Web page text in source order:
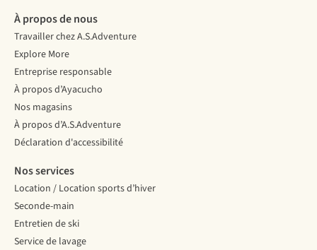
À propos de nous
Travailler chez A.S.Adventure
Explore More
Entreprise responsable
À propos d’Ayacucho
Nos magasins
À propos d’A.S.Adventure
Déclaration d'accessibilité
Nos services
Location / Location sports d’hiver
Seconde-main
Entretien de ski
Service de lavage